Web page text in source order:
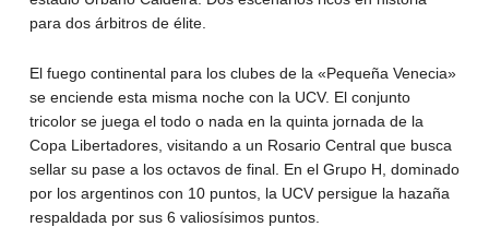
para dos árbitros de élite.
El fuego continental para los clubes de la «Pequeña Venecia»
se enciende esta misma noche con la UCV. El conjunto
tricolor se juega el todo o nada en la quinta jornada de la
Copa Libertadores, visitando a un Rosario Central que busca
sellar su pase a los octavos de final. En el Grupo H, dominado
por los argentinos con 10 puntos, la UCV persigue la hazaña
respaldada por sus 6 valiosísimos puntos.